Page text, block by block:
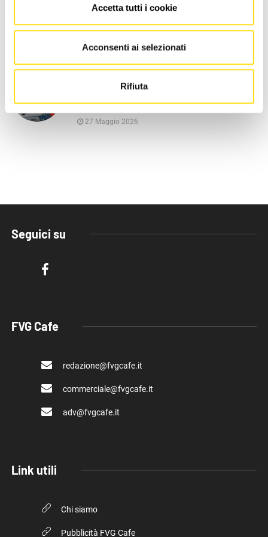
Accetta tutti i cookie
Acconsenti ai selezionati
Rifiuta
CRONACA
Trieste, estate di cantieri nelle
scuole: “Interventi [...]
27 Maggio 2026
Trieste Trasporti supera il Covid:
“Biglietti e passeggeri [...]
27 Maggio 2026
Seguici su
FVG Cafe
redazione@fvgcafe.it
commerciale@fvgcafe.it
adv@fvgcafe.it
Link utili
Chi siamo
Pubblicità FVG Cafe